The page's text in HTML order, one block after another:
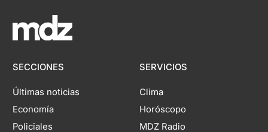
SECCIONES
Últimas noticias
Economía
Policiales
SERVICIOS
Clima
Horóscopo
MDZ Radio